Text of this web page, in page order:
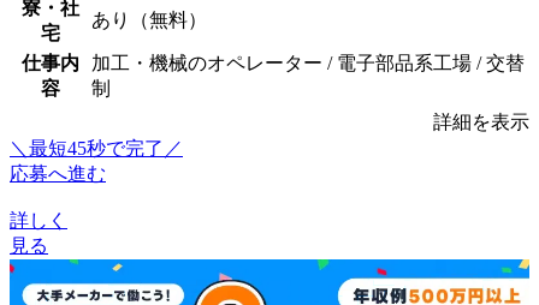
寮・社
宅
あり（無料）
仕事内
容
加工・機械のオペレーター / 電子部品系工場 / 交替
制
詳細を表示
＼最短45秒で完了／
応募へ進む
詳しく
見る